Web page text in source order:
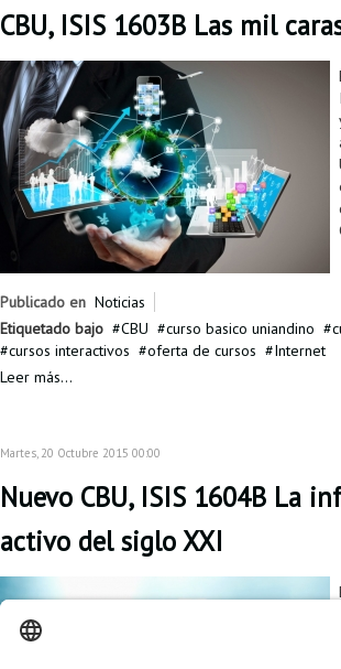
CBU, ISIS 1603B Las mil
Publicado en Noticias
Etiquetado bajo
CBU curso basico uniandino
cursos interactivos
oferta de cursos
Internet
Leer más...
Martes, 20 Octubre 2015 00:00
Nuevo CBU, ISIS 1604B La
activo del siglo XXI